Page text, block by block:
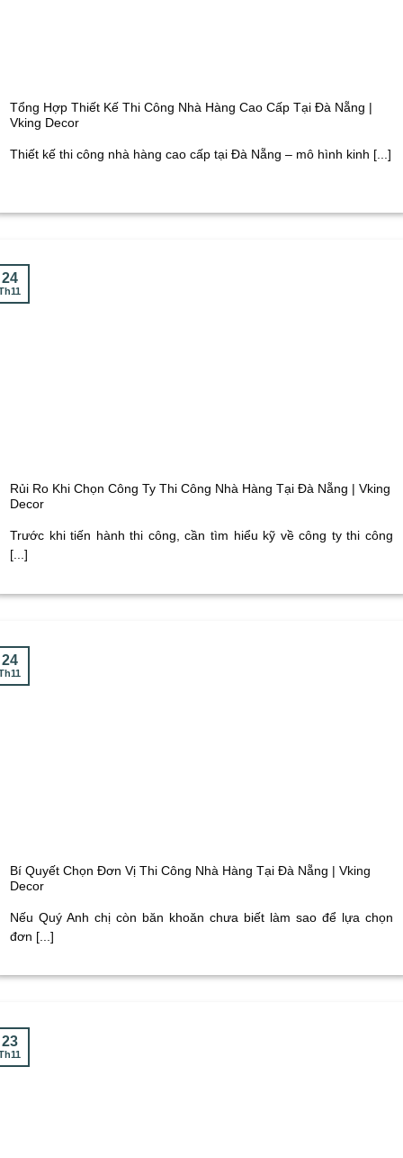
Tổng Hợp Thiết Kế Thi Công Nhà Hàng Cao Cấp Tại Đà Nẵng |
Vking Decor
Thiết kế thi công nhà hàng cao cấp tại Đà Nẵng – mô hình kinh [...]
Rủi Ro Khi Chọn Công Ty Thi Công Nhà Hàng Tại Đà Nẵng | Vking
Decor
Trước khi tiến hành thi công, cần tìm hiểu kỹ về công ty thi công
[...]
24
Bí Quyết Chọn Đơn Vị Thi Công Nhà Hàng Tại Đà Nẵng | Vking
Decor
Nếu Quý Anh chị còn băn khoăn chưa biết làm sao để lựa chọn
đơn [...]
24
23